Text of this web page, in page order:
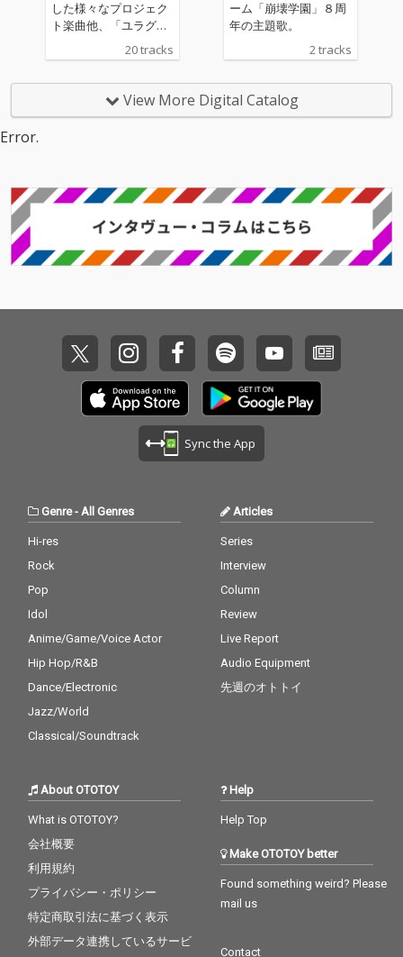
した様々なプロジェク
ト楽曲他、「ユラグソ
ラ」「さらさ」リアレ
ンジ、提供曲セルフカ
公募の新曲など7曲新
録全14曲のボーカル盤
20 tracks
ーム「崩壊学園」８周
年の主題歌。
2 tracks
View More Digital Catalog
Error.
Sync the App
Genre- All Genres
Hi-res
Rock
Pop
Idol
Anime/Game/Voice Actor
Hip Hop/R&B
Dance/Electronic
Jazz/World
Classical/Soundtrack
Articles
Series
Interview
Column
Review
Live Report
Audio Equipment
先週のオトトイ
About OTOTOY
What is OTOTOY?
会社概要
利用規約
プライバシー・ポリシー
特定商取引法に基づく表示
外部データ連携しているサービ
Help
Help Top
Make OTOTOY better
Found something weird? Please
mail us
Contact